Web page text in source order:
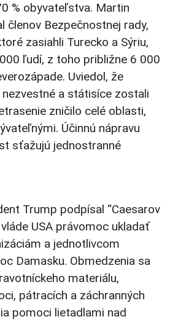
% obyvateľstva. Martin
členov Bezpečnostnej rady,
zasiahli Turecko a Sýriu,
ľudí, z toho približne 6 000
Uviedol, že
a státisíce zostali
zničilo celé oblasti,
Účinnú nápravu
sťažujú jednostranné
Trump podpísal “Caesarov
USA právomoc ukladať
a jednotlivcom
Damasku. Obmedzenia sa
materiálu,
pátracích a záchranných
pomoci lietadlami nad